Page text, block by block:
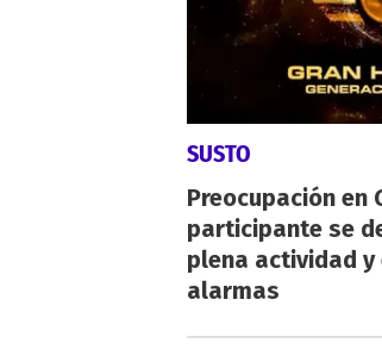
SUSTO
Preocupación en
participante se
plena actividad y
alarmas